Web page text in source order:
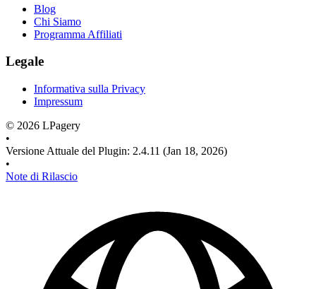
Blog
Chi Siamo
Programma Affiliati
Legale
Informativa sulla Privacy
Impressum
© 2026 LPagery
•
Versione Attuale del Plugin: 2.4.11 (Jan 18, 2026)
•
Note di Rilascio